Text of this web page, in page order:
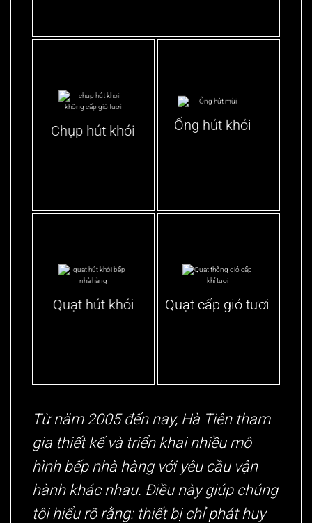
Chụp hút khói Ống hút khói
Quạt hút khói Quạt cấp gió tươi
Từ năm 2005 đến nay, Hà Tiên tham
gia thiết kế và triển khai nhiều mô
hình bếp nhà hàng với yêu cầu vận
hành khác nhau. Điều này giúp chúng
tôi hiểu rõ rằng: thiết bị chỉ phát huy